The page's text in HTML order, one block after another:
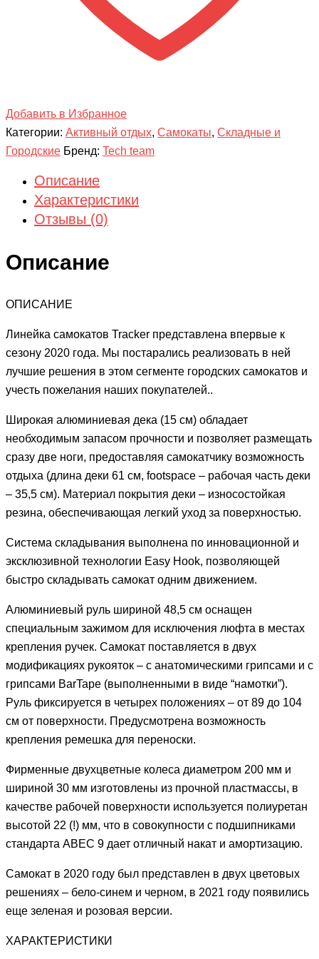
Добавить в Избранное
Категории: Активный отдых, Самокаты, Складные и
Городские Бренд: Tech team
Описание
Характеристики
Отзывы (0)
Описание
ОПИСАНИЕ
Линейка самокатов Tracker представлена впервые к
сезону 2020 года. Мы постарались реализовать в ней
лучшие решения в этом сегменте городских самокатов и
учесть пожелания наших покупателей..
Широкая алюминиевая дека (15 см) обладает
необходимым запасом прочности и позволяет размещать
сразу две ноги, предоставляя самокатчику возможность
отдыха (длина деки 61 см, footspace – рабочая часть деки
– 35,5 см). Материал покрытия деки – износостойкая
резина, обеспечивающая легкий уход за поверхностью.
Система складывания выполнена по инновационной и
эксклюзивной технологии Easy Hook, позволяющей
быстро складывать самокат одним движением.
Алюминиевый руль шириной 48,5 см оснащен
специальным зажимом для исключения люфта в местах
крепления ручек. Самокат поставляется в двух
модификациях рукояток – с анатомическими грипсами и с
грипсами BarTape (выполненными в виде “намотки”).
Руль фиксируется в четырех положениях – от 89 до 104
см от поверхности. Предусмотрена возможность
крепления ремешка для переноски.
Фирменные двухцветные колеса диаметром 200 мм и
шириной 30 мм изготовлены из прочной пластмассы, в
качестве рабочей поверхности используется полиуретан
высотой 22 (!) мм, что в совокупности с подшипниками
стандарта ABEC 9 дает отличный накат и амортизацию.
Самокат в 2020 году был представлен в двух цветовых
решениях – бело-синем и черном, в 2021 году появились
еще зеленая и розовая версии.
ХАРАКТЕРИСТИКИ